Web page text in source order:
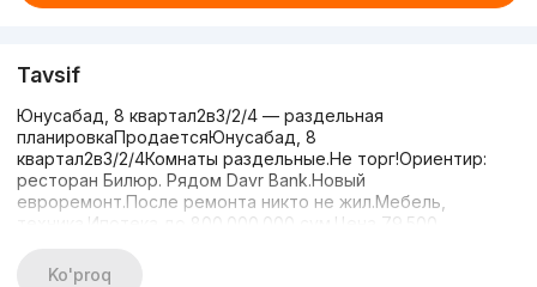
Tavsif
Юнусабад, 8 квартал2в3/2/4 — раздельная
планировкаПродаетсяЮнусабад, 8
квартал2в3/2/4Комнаты раздельные.Не торг!Ориентир:
ресторан Билюр. Рядом Davr Bank.Новый
евроремонт.После ремонта никто не жил.Мебель,
техника.Ипотека до 800.000.000 сум.Цена 79.500
Ko'proq